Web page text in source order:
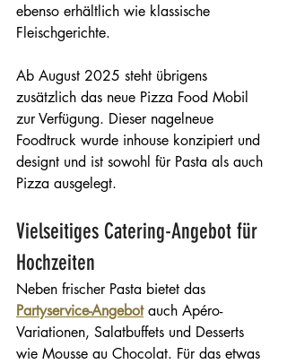
ebenso erhältlich wie klassische
Fleischgerichte.
Ab August 2025 steht übrigens
zusätzlich das neue Pizza Food Mobil
zur Verfügung. Dieser nagelneue
Foodtruck wurde inhouse konzipiert und
designt und ist sowohl für Pasta als auch
Pizza ausgelegt.
Vielseitiges Catering-Angebot für
Hochzeiten
Neben frischer Pasta bietet das
Partyservice-Angebot auch Apéro-
Variationen, Salatbuffets und Desserts
wie Mousse au Chocolat. Für das etwas